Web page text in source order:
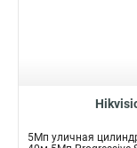
5Мп уличная